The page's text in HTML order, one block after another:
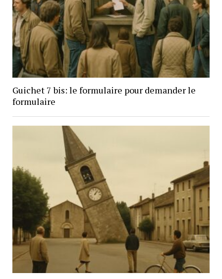
Guichet 7 bis: le formulaire pour demander le
formulaire